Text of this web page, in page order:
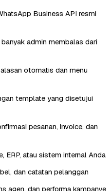
Business API resmi
admin membalas dari
otomatis dan menu
template yang disetujui
pesanan, invoice, dan
ERP, atau sistem internal Anda
dan catatan pelanggan
agen, dan performa kampanye